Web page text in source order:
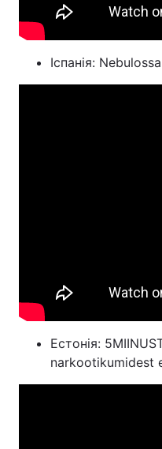
Іспанія:
Естонія:
narkootikumidest